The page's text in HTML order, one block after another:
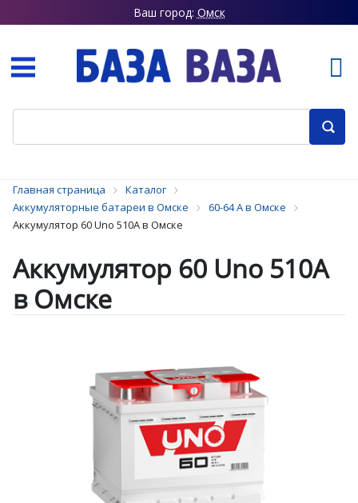
Ваш город: Омск
Главная страница
Каталог
Аккумуляторные батареи в Омске
60-64 А в Омске
Аккумулятор 60 Uno 510А в Омске
Аккумулятор 60 Uno 510А
в Омске